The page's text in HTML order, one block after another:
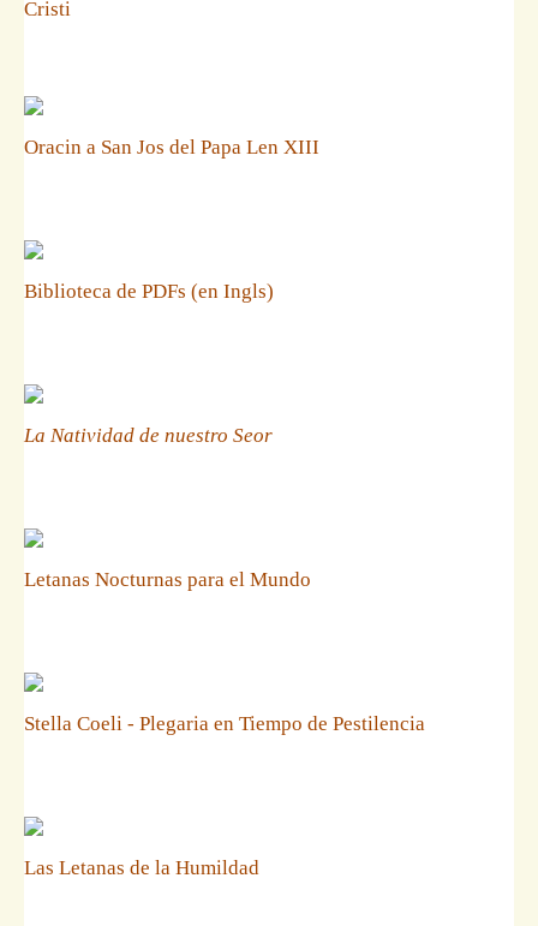
Cristi
Oracin a San Jos del Papa Len XIII
Biblioteca de PDFs (en Ingls)
La Natividad de nuestro Seor
Letanas Nocturnas para el Mundo
Stella Coeli - Plegaria en Tiempo de Pestilencia
Las Letanas de la Humildad